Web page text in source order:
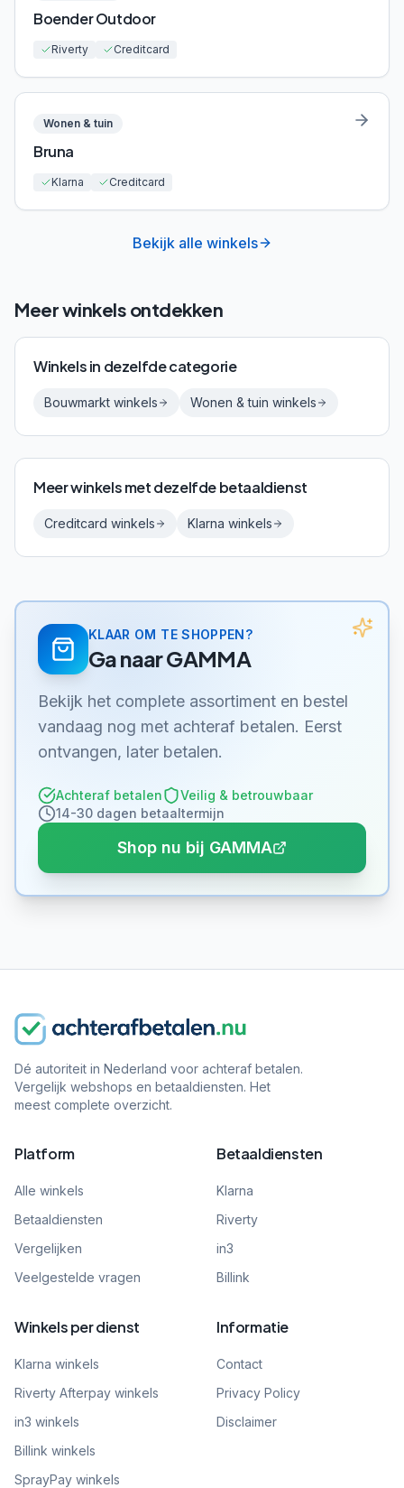
Boender Outdoor
Riverty Creditcard
Wonen & tuin
Bruna
Klarna Creditcard
Bekijk alle winkels
Meer winkels ontdekken
Winkels in dezelfde categorie
Bouwmarkt winkels Wonen & tuin winkels
Meer winkels met dezelfde betaaldienst
Creditcard winkels Klarna winkels
KLAAR OM TE SHOPPEN?
Ga naarGAMMA
Bekijk het complete assortiment en bestel
vandaag nog met achteraf betalen. Eerst
ontvangen, later betalen.
Achteraf betalen
Veilig & betrouwbaar
14-30 dagen betaaltermijn
Shop nu bij GAMMA
Dé autoriteit in Nederland voor achteraf betalen.
Vergelijk webshops en betaaldiensten. Het
meest complete overzicht.
Platform
Alle winkels
Betaaldiensten
Vergelijken
Veelgestelde vragen
Betaaldiensten
Klarna
Riverty
in3
Billink
Winkels per dienst
Klarna winkels
Riverty Afterpay winkels
in3 winkels
Billink winkels
SprayPay winkels
Informatie
Contact
Privacy Policy
Disclaimer